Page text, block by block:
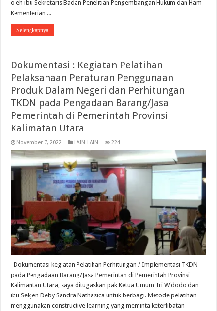
oleh ibu Sekretaris Badan Penelitian Pengembangan Hukum dan Ham
Kementerian ...
Selengkapnya
Dokumentasi : Kegiatan Pelatihan
Pelaksanaan Peraturan Penggunaan
Produk Dalam Negeri dan Perhitungan
TKDN pada Pengadaan Barang/Jasa
Pemerintah di Pemerintah Provinsi
Kalimatan Utara
November 7, 2022 LAIN-LAIN 224
Dokumentasi kegiatan Pelatihan Perhitungan / Implementasi TKDN
pada Pengadaan Barang/Jasa Pemerintah di Pemerintah Provinsi
Kalimantan Utara, saya ditugaskan pak Ketua Umum Tri Widodo dan
ibu Sekjen Deby Sandra Nathasica untuk berbagi. Metode pelatihan
menggunakan constructive learning yang meminta keterlibatan